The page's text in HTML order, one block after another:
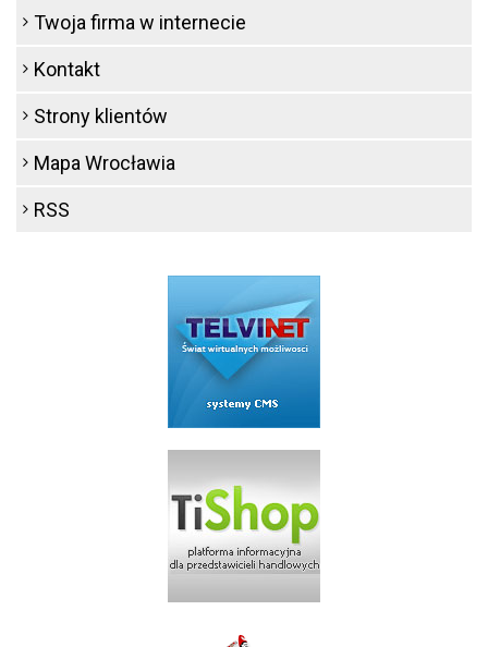
Twoja firma w internecie
Kontakt
Strony klientów
Mapa Wrocławia
RSS